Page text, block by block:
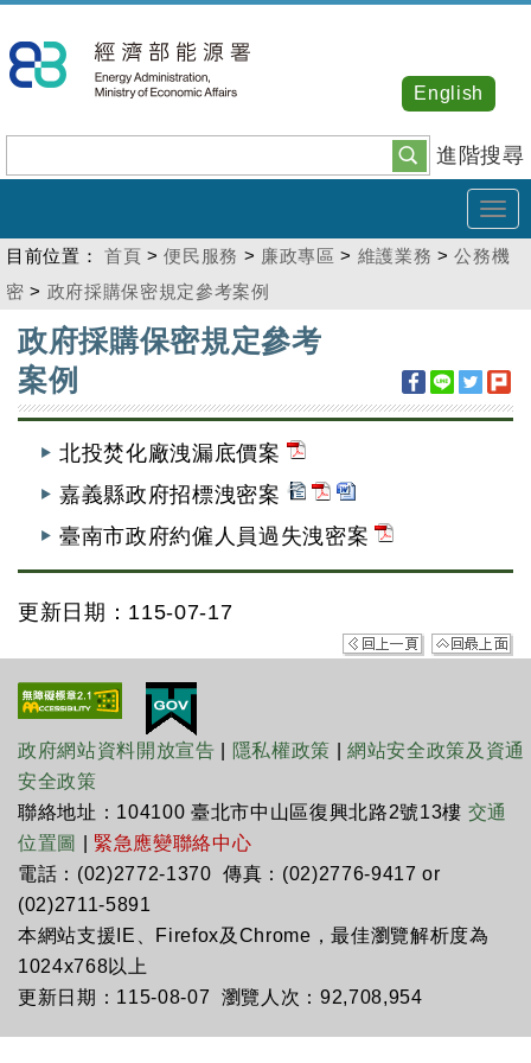
到
主
內
容
進階搜尋
English
目前位置： 首頁 >便民服務 > 廉政專區 > 維護業務 >公務機
密 > 政府採購保密規定參考案例
:::
政府採購保密規定參考
案例
北投焚化廠洩漏底價案
嘉義縣政府招標洩密案
臺南市政府約僱人員過失洩密案
更新日期：115-07-17
政府網站資料開放宣告 隱私權政策 |網站安全政策及資通
安全政策
聯絡地址：104100 臺北市中山區復興北路2號13樓 交通
位置圖
緊急應變聯絡中心
電話：(02)2772-1370 傳真：(02)2776-9417 or
(02)2711-5891
本網站支援IE、Firefox及Chrome，最佳瀏覽解析度為
1024x768以上
更新日期：115-08-07 瀏覽人次：92,708,954